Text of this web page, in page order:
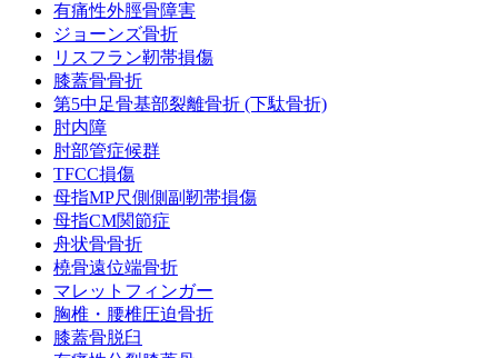
有痛性外脛骨障害
ジョーンズ骨折
リスフラン靭帯損傷
膝蓋骨骨折
第5中足骨基部裂離骨折 (下駄骨折)
肘内障
肘部管症候群
TFCC損傷
母指MP尺側側副靭帯損傷
母指CM関節症
舟状骨骨折
橈骨遠位端骨折
マレットフィンガー
胸椎・腰椎圧迫骨折
膝蓋骨脱臼